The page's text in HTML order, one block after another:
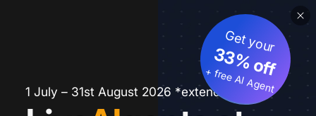
1 July – 31st August 2026 *extended
Get your
33% off
+ free AI Agent